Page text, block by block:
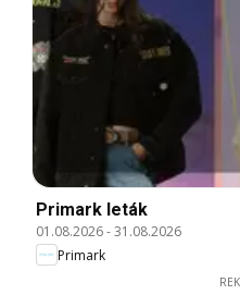
Primark leták
01.08.2026-31.08.2026
Primark